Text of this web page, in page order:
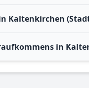
Kaltenkirchen
in